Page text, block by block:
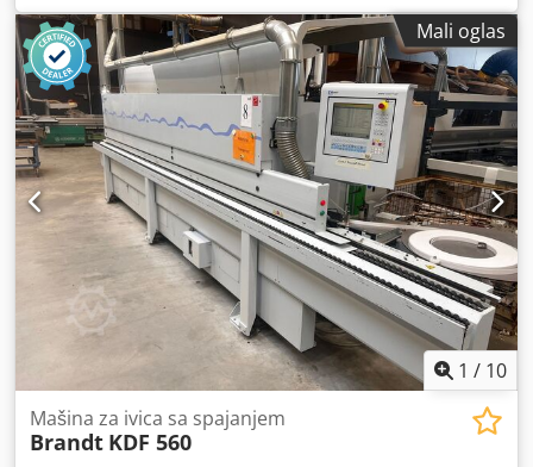
Mali oglas
1 / 10
Mašina za ivica sa spajanjem
Brandt KDF 560